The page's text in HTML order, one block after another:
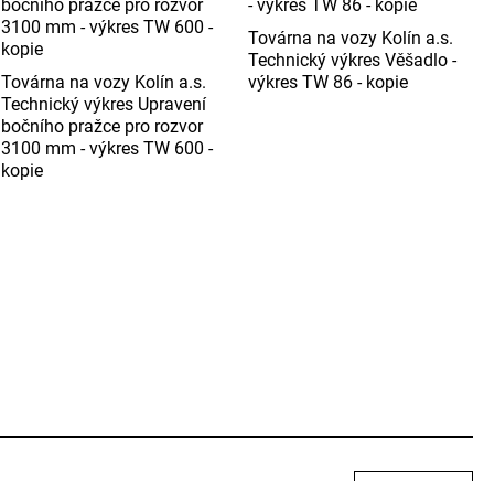
Továrna na vozy Kolín a.s.
Technický výkres Upravení
bočního pražce pro rozvor
3100 mm - výkres TW 600 -
kopie
Továrna na vozy Kolín a.s.
Technický výkres Věšadlo -
výkres TW 86 - kopie